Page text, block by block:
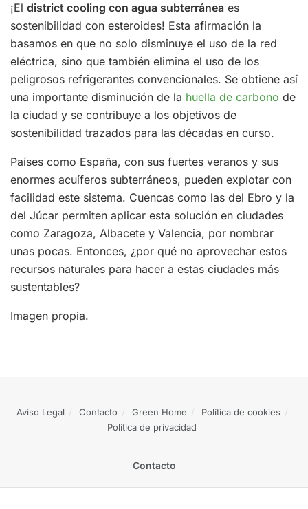
¡El district cooling con agua subterránea es
sostenibilidad con esteroides! Esta afirmación la
basamos en que no solo disminuye el uso de la red
eléctrica, sino que también elimina el uso de los
peligrosos refrigerantes convencionales. Se obtiene así
una importante disminución de la huella de carbono de
la ciudad y se contribuye a los objetivos de
sostenibilidad trazados para las décadas en curso.
Países como España, con sus fuertes veranos y sus
enormes acuíferos subterráneos, pueden explotar con
facilidad este sistema. Cuencas como las del Ebro y la
del Júcar permiten aplicar esta solución en ciudades
como Zaragoza, Albacete y Valencia, por nombrar
unas pocas. Entonces, ¿por qué no aprovechar estos
recursos naturales para hacer a estas ciudades más
sustentables?
Imagen propia.
Aviso Legal Contacto Green Home
Política de cookies
Política de privacidad
Contacto